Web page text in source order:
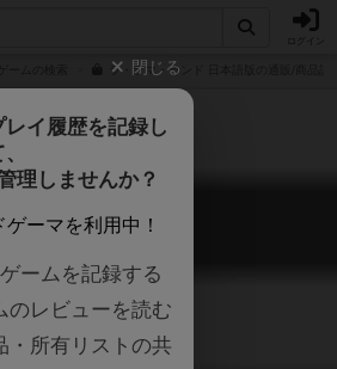
ラ・ラマ・ランド 日本語版の通販/商品詳
ラマ・ランド
Llamaland
閉じる
イ履歴を記録し
理しませんか？
ゲーマを利用中！
ームを記録する
のレビューを読む
・所有リストの共